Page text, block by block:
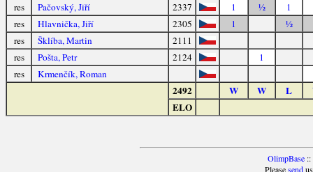
res
Pačovský, Jiří 2337 1 ½
1
res
Hlavnička, Jiří 2305 1
½
res
Šklíba, Martin
2111
res
Pošta, Petr 2124
1
res
Krmenčík, Roman
2492 W W L
ELO
OlimpBase::
Pleasesendus